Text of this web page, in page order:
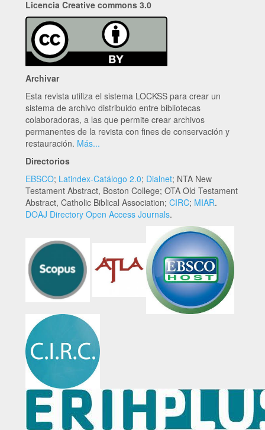
Licencia Creative commons 3.0
Archivar
Esta revista utiliza el sistema LOCKSS para crear un
sistema de archivo distribuido entre bibliotecas
colaboradoras, a las que permite crear archivos
permanentes de la revista con fines de conservación y
restauración. Más...
Directorios
EBSCO; Latindex-Catálogo 2.0; Dialnet; NTA New
Testament Abstract, Boston College; OTA Old Testament
Abstract, Catholic Biblical Association; CIRC; MIAR.
DOAJ Directory Open Access Journals.